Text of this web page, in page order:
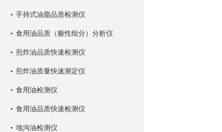
手持式油脂品质检测仪
食用油品质（极性组分）分析仪
煎炸油品质快速检测仪
煎炸油质量快速测定仪
食用油检测仪
食用油品质快速检测仪
地沟油检测仪